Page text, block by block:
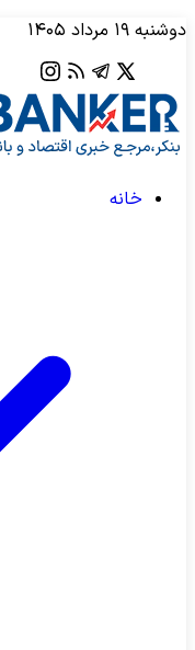
دوشنبه ۱۹ مرداد ۱۴۰۵
خانه